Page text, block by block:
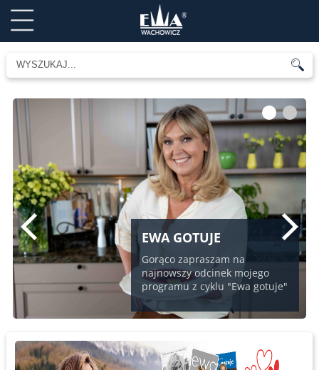
EWA GOTUJE
Gorąco zapraszam na
najnowszy odcinek mojego
programu z cyklu "Ewa gotuje"
1 2